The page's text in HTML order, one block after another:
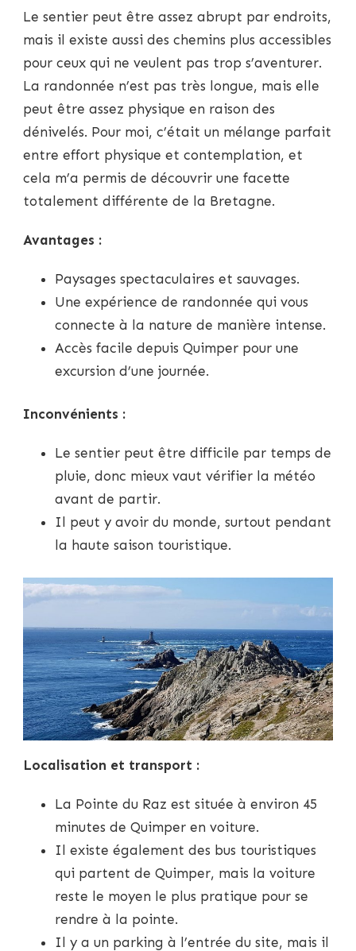
Le sentier peut être assez abrupt par endroits,
mais il existe aussi des chemins plus accessibles
pour ceux qui ne veulent pas trop s’aventurer.
La randonnée n’est pas très longue, mais elle
peut être assez physique en raison des
dénivelés. Pour moi, c’était un mélange parfait
entre effort physique et contemplation, et
cela m’a permis de découvrir une facette
totalement différente de la Bretagne.
Avantages :
Paysages spectaculaires et sauvages.
Une expérience de randonnée qui vous
connecte à la nature de manière intense.
Accès facile depuis Quimper pour une
excursion d’une journée.
Inconvénients :
Le sentier peut être difficile par temps de
pluie, donc mieux vaut vérifier la météo
avant de partir.
Il peut y avoir du monde, surtout pendant
la haute saison touristique.
Localisation et transport :
La Pointe du Raz est située à environ 45
minutes de Quimper en voiture.
Il existe également des bus touristiques
qui partent de Quimper, mais la voiture
reste le moyen le plus pratique pour se
rendre à la pointe.
Il y a un parking à l’entrée du site, mais il